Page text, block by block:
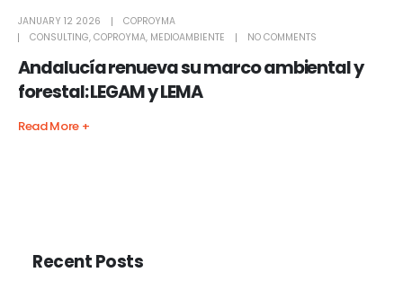
JANUARY 12 2026
COPROYMA
CONSULTING, COPROYMA, MEDIOAMBIENTE NO COMMENTS
Andalucía renueva su marco ambiental y
forestal: LEGAM y LEMA
Read More +
Recent Posts